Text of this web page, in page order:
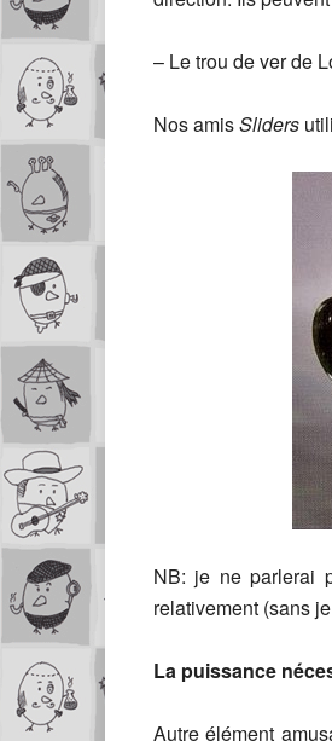
– Le trou de ver de
Nos amisSliders
NB: je ne parlerai
relativement (sans
La puissance
Autre élément